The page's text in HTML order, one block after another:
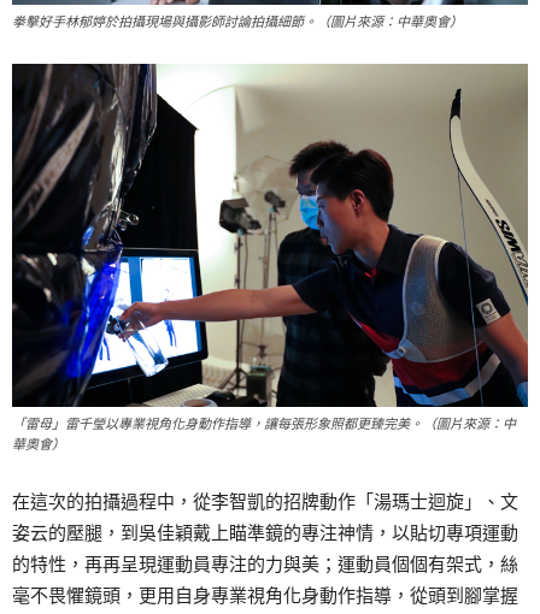
拳擊好手林郁婷於拍攝現場與攝影師討論拍攝細節。（圖片來源：中華奧會）
「雷母」雷千瑩以專業視角化身動作指導，讓每張形象照都更臻完美。（圖片來源：中
華奧會）
在這次的拍攝過程中，從李智凱的招牌動作「湯瑪士迴旋」、文
姿云的壓腿，到吳佳穎戴上瞄準鏡的專注神情，以貼切專項運動
的特性，再再呈現運動員專注的力與美；運動員個個有架式，絲
毫不畏懼鏡頭，更用自身專業視角化身動作指導，從頭到腳掌握